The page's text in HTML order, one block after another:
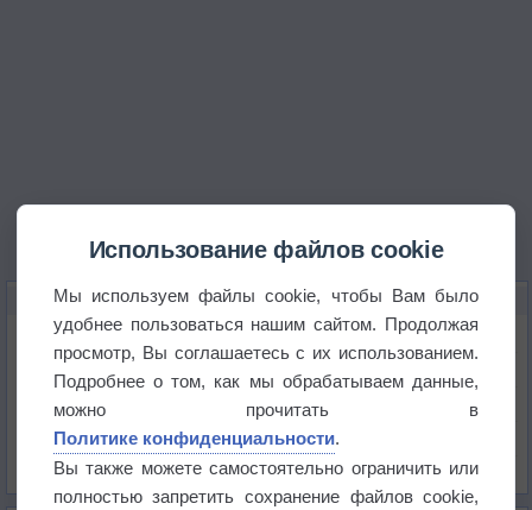
КАРТЫ ПОГОДЫ В ОСИННИКАХ
Температура
Давление
Осадки
Облачность
Список всех карт
Использование файлов cookie
Мы используем файлы cookie, чтобы Вам было
удобнее пользоваться нашим сайтом. Продолжая
просмотр, Вы соглашаетесь с их использованием.
Подробнее о том, как мы обрабатываем данные,
можно прочитать в
Политике конфиденциальности.
Вы также можете самостоятельно ограничить или
полностью запретить сохранение файлов cookie,